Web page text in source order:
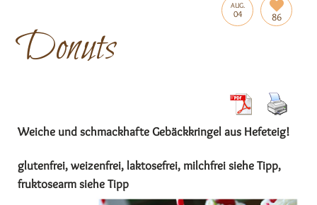
AUG.
04 86
Donuts
Weiche und schmackhafte Gebäckkringel aus Hefeteig!
glutenfrei, weizenfrei, laktosefrei, milchfrei siehe Tipp,
fruktosearm siehe Tipp